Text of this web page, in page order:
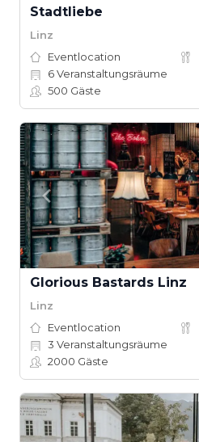
Stadtliebe
Linz
Eventlocation
6Veranstaltungsräume
500 Gäste
Glorious Bastards Linz
Linz
Eventlocation
3 Veranstaltungsräume
2000 Gäste